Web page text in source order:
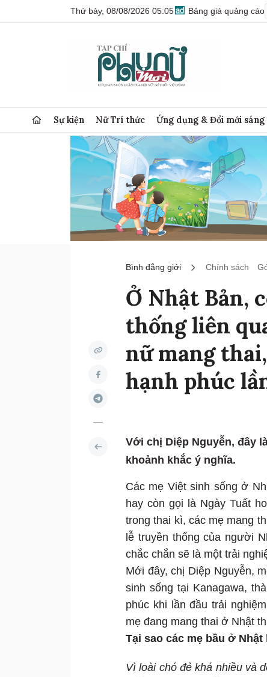
Thứ bảy, 08/08/2026 05:05 Bảng giá quảng cáo
Sự kiện Nữ Trí thức Ứng dụng & Đổi mới sáng
Bình đẳng giới Chính sách
Ở Nhật Bản,
thống liên
nữ mang
hạnh phúc
Với chị Diệp Nguyễn, đây
khoảnh khắc ý nghĩa.
Các mẹ Việt sinh sống ở
hay còn gọi là Ngày Tuất
trong thai kì, các mẹ mang
lễ truyền thống của người
chắc chắn sẽ là một trải
Mới đây, chị Diệp Nguyễn,
sinh sống tại Kanagawa,
phúc khi lần đầu trải
mẹ đang mang thai ở Nhật
Tại sao các mẹ bầu ở
Vì loài chó đẻ khá nhiều và